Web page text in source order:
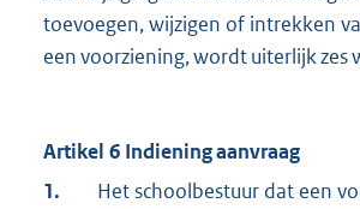
toevoegen, wijzigen of intrekken
een voorziening, wordt uiterlijk
Artikel 6 Indiening aanvraag
1.
Het schoolbestuur dat een